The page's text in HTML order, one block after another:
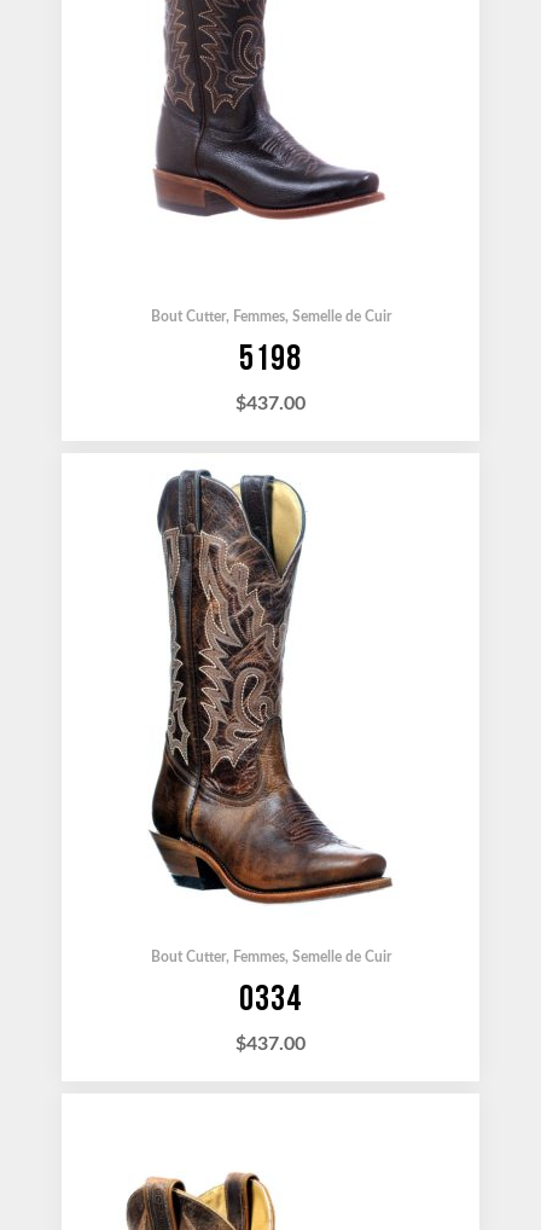
Bout Cutter, Femmes, Semelle de Cuir
5198
$437.00
Bout Cutter, Femmes, Semelle de Cuir
0334
$437.00